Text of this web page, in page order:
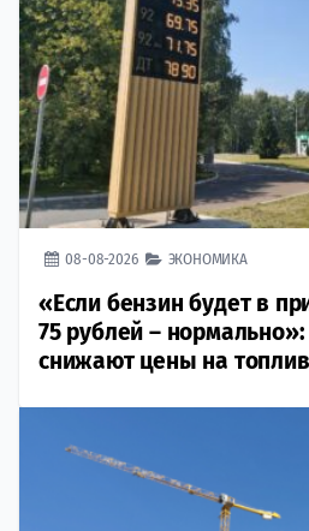
08-08-2026 ЭКОНОМИКА
«Если бензин будет в
75 рублей – нормально»:
снижают цены на